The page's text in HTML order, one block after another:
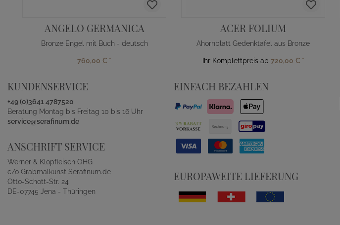
ANGELO GERMANICA
Bronze Engel mit Buch - deutsch
760,00 € *
ACER FOLIUM
Ahornblatt Gedenktafel aus Bronze
Ihr Komplettpreis ab 720,00 € *
KUNDENSERVICE
+49 (0)3641 4787520
Beratung Montag bis Freitag 10 bis 16 Uhr
service@serafinum.de
ANSCHRIFT SERVICE
Werner & Klopfleisch OHG
c/o Grabmalkunst Serafinum.de
Otto-Schott-Str. 24
DE-07745 Jena - Thüringen
EINFACH BEZAHLEN
EUROPAWEITE LIEFERUNG